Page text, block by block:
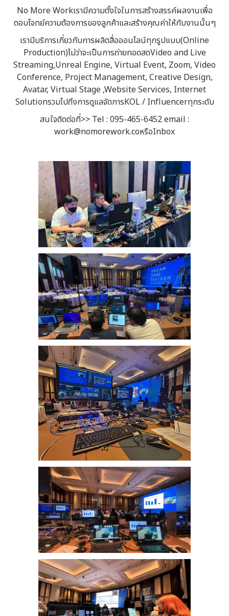
No More Workเรามีความตั้งใจในการสร้างสรรค์ผลงานเพื่อ
ตอบโจทย์ความต้องการของลูกค้าและสร้างคุณค่าให้กับงานนั้นๆ
เรามีบริการเกี่ยวกับการผลิตสื่อออนไลน์ทุกรูปแบบ(Online
Production)ไม่ว่าจะเป็นการถ่ายทอดสดVideo and Live
Streaming,Unreal Engine, Virtual Event, Zoom, Video
Conference, Project Management, Creative Design,
Avatar, Virtual Stage ,Website Services, Internet
SolutionรวมไปถึงการดูแลจัดการKOL / Influencerทุกระดับ
สนใจติดต่อที่>> Tel : 095-465-6452 email :
work@nomorework.coหรือInbox